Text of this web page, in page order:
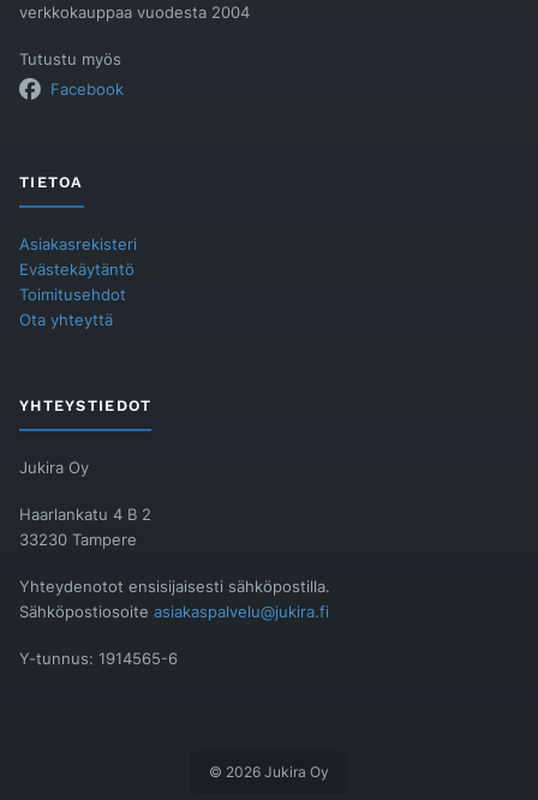
verkkokauppaa vuodesta 2004
Tutustu myös
Facebook
TIETOA
Asiakasrekisteri
Evästekäytäntö
Toimitusehdot
Ota yhteyttä
YHTEYSTIEDOT
Jukira Oy
Haarlankatu 4 B 2
33230 Tampere
Yhteydenotot ensisijaisesti sähköpostilla.
Sähköpostiosoite asiakaspalvelu@jukira.fi
Y-tunnus: 1914565-6
© 2026 Jukira Oy